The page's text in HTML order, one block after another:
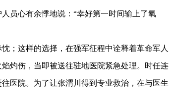
心有余悸地说：“幸好第一时间输上了氧
这样的选择，在强军征程中诠释着革命军人
灼伤，当即被送往驻地医院紧急处理。时任连
医院。为了让张渭川得到专业救治，在与医生